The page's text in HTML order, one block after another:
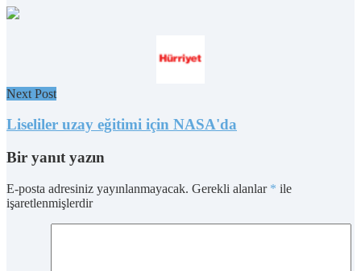
Next Post
Liseliler uzay eğitimi için NASA'da
Bir yanıt yazın
E-posta adresiniz yayınlanmayacak. Gerekli alanlar * ile
işaretlenmişlerdir